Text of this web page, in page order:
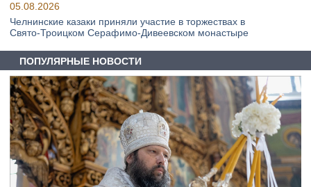
05.08.2026
Челнинские казаки приняли участие в торжествах в
Свято‑Троицком Серафимо‑Дивеевском монастыре
ПОПУЛЯРНЫЕ НОВОСТИ